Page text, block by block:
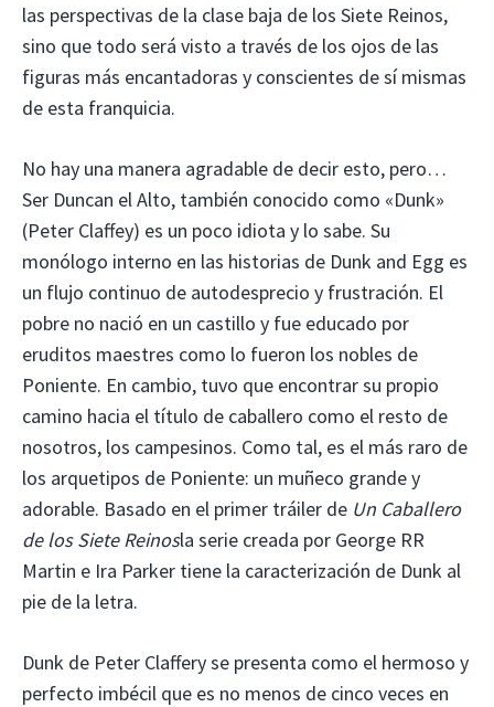
las perspectivas de la clase baja de los Siete Reinos,
sino que todo será visto a través de los ojos de las
figuras más encantadoras y conscientes de sí mismas
de esta franquicia.
No hay una manera agradable de decir esto, pero…
Ser Duncan el Alto, también conocido como «Dunk»
(Peter Claffey) es un poco idiota y lo sabe. Su
monólogo interno en las historias de Dunk and Egg es
un flujo continuo de autodesprecio y frustración. El
pobre no nació en un castillo y fue educado por
eruditos maestres como lo fueron los nobles de
Poniente. En cambio, tuvo que encontrar su propio
camino hacia el título de caballero como el resto de
nosotros, los campesinos. Como tal, es el más raro de
los arquetipos de Poniente: un muñeco grande y
adorable. Basado en el primer tráiler de Un Caballero
de los Siete Reinosla serie creada por George RR
Martin e Ira Parker tiene la caracterización de Dunk al
pie de la letra.
Dunk de Peter Claffery se presenta como el hermoso y
perfecto imbécil que es no menos de cinco veces en